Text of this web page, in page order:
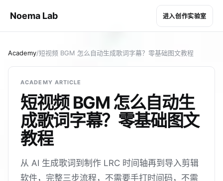
Noema Lab 进入创作实验室
Academy/短视频 BGM 怎么自动生成歌词字幕？零基础图文教程
ACADEMY ARTICLE
短视频 BGM 怎么自动生
成歌词字幕？零基础图文
教程
从 AI 生成歌词到制作 LRC 时间轴再到导入剪辑
软件，完整三步流程，不需要手打时间码，不需